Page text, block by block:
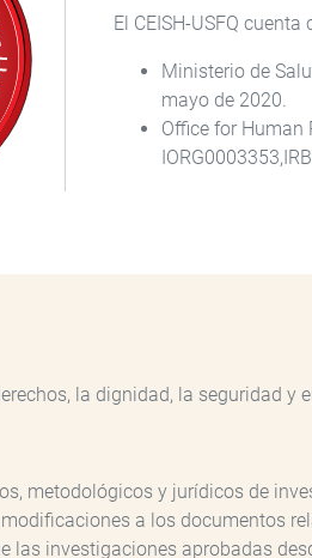
El CEISH-USFQ
Ministerio de
mayo de 2020.
Office for Human
la dignidad, la seguridad y
metodológicos y jurídicos de
a los documentos
las investigaciones aprobadas